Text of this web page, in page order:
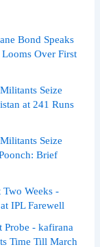
Bond Speaks
Over First
Seize
at 241 Runs
Seize
Brief
Weeks -
IPL Farewell
Probe - kafirana
Time Till March